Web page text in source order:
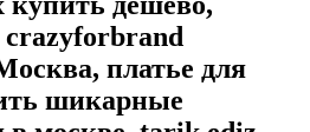
crazyforbrand
платье для
шикарные